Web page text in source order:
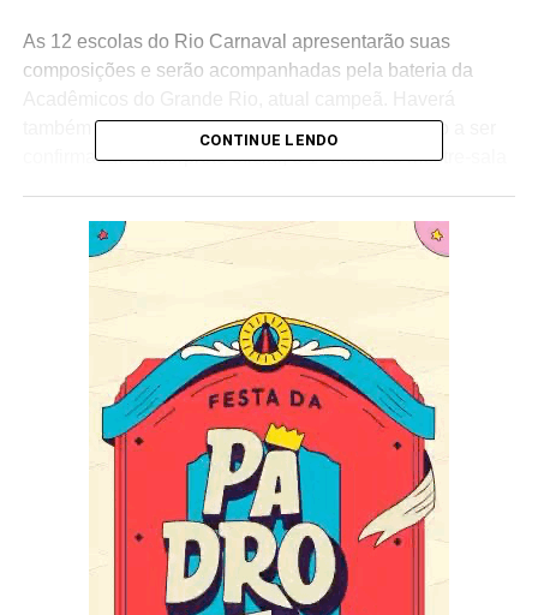
As 12 escolas do Rio Carnaval apresentarão suas
composições e serão acompanhadas pela bateria da
também um show de abertura com grande atração a ser
confirmada. O intérprete oficial, o 1° casal de mestre-sala
— A ideia é comemorar o Dia Nacional do Samba com
uma grande festa. Opção de lazer e oportunidade ímpar
para que o público conheça em primeira mão cada obra
que será cantada na Avenida em fevereiro. Faremos uma
praça de alimentação com food trucks e toda a estrutura
para atender bem o público — afirmou Jorge Perlingeiro,
Os preços e o formato da venda de ingressos serão
CONTINUE LENDO